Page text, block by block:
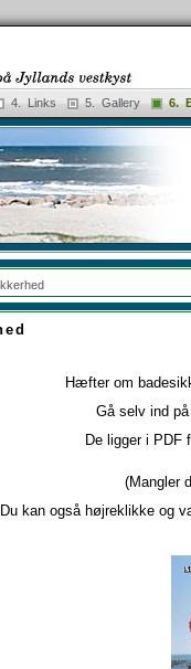
4. Links 5. Gallery 6.
Hæfter om
Gå selv ind
De ligger i PDF
(Mangler
Du kan også højreklikke og